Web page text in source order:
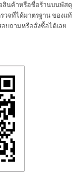
สินค้าหรือชื่อร้านบนพัสดุ
วจที่ได้มาตรฐาน ของแท้
บถามหรือสั่งซื้อได้เลย